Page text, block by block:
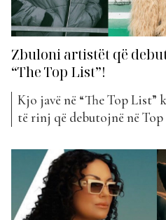
Zbuloni artistët që
“The Top List”!
Kjo javë në “The Top List”
të rinj që debutojnë në
njihemi më shumë me ta…
artistët më të rinj të